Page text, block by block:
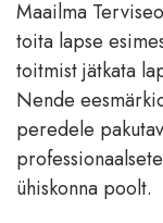
Maailma
toita lapse
toitmist jätkata
Nende
peredele
ühiskonna poolt.